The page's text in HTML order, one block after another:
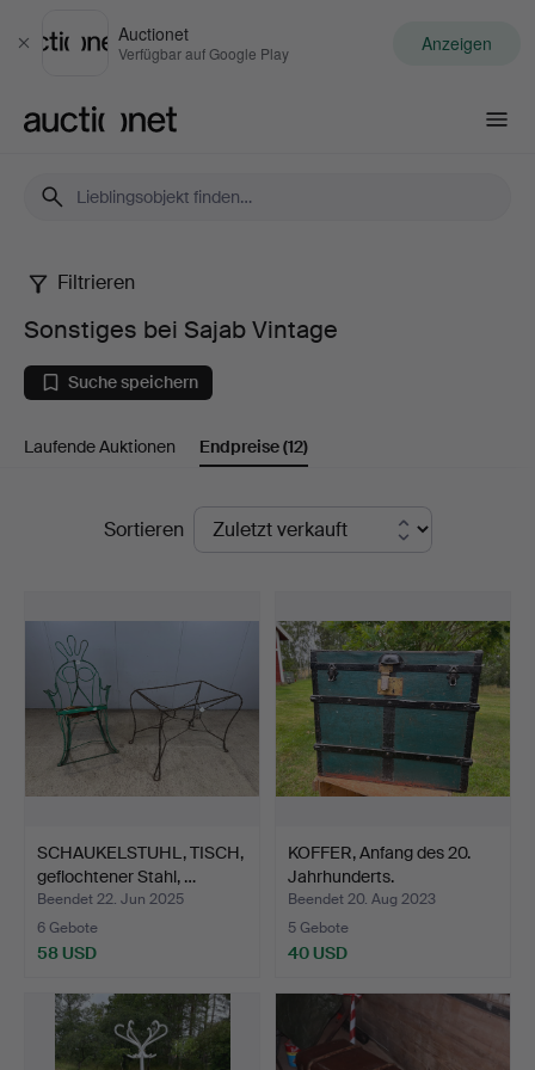
Schließen
Auctionet
Verfügbar auf Google Play Anzeigen
Sonstiges
bei
Sajab
Vintage
Filtrieren
Sonstiges bei Sajab Vintage
Suche speichern
Laufende Auktionen Endpreise(12)
EndpreiseSortieren
SCHAUKELSTUHL, TISCH,
geflochtener Stahl, …
Beendet 22. Jun 2025
6 Gebote
58 USD
KOFFER, Anfang des 20.
Jahrhunderts.
Beendet 20. Aug 2023
5 Gebote
40 USD